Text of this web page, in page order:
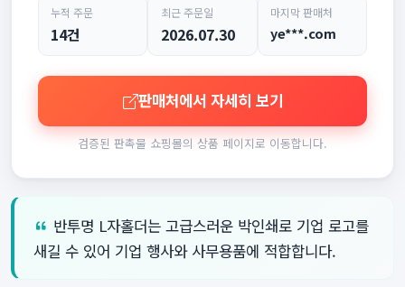
누적 주문
14건
최근 주문일
2026.07.30
마지막 판매처
ye***.com
판매처에서 자세히 보기
검증된 판촉물 쇼핑몰의 상품 페이지로 이동합니다.
반투명 L자홀더는 고급스러운 박인쇄로 기업 로고를
새길 수 있어 기업 행사와 사무용품에 적합합니다.